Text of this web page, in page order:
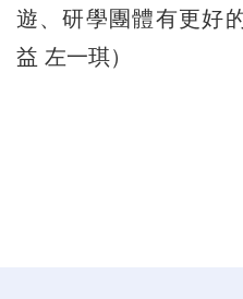
遊、研學團體有更好
益 左一琪）